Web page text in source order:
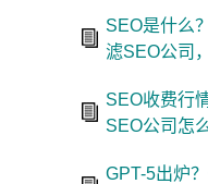
SEO是什么
滤SEO公司
SEO收费行
SEO公司怎
GPT-5出炉